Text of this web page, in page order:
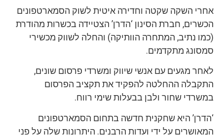
אחרי השקה שקטה וחדירה איטית לשוק הסמארטפונים
הכשרים, חברת הסינון ‘הדרן’ הצטיידה בכשרות מהודרת
(כמו נתיב, המתחרה הוותיקה) והחלה לשווק מכשירי
סמסונג מתקדמים.
לאחר מגעים עם אנשי שיווק ומשרדי פרסום שונים,
התקבלה ההחלטה להפקיד את תקציב הפרסום
במשרדי שחור ולבן בבעלות שימי רווח.
‘הדרן’ היא שחקנית חדשה בתחום הסמארטפונים
המאושרים על ידי ועדות הרבנים. היתרונות שלה על פני